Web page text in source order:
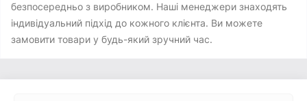
безпосередньо з виробником. Наші менеджери знаходять
індивідуальний підхід до кожного клієнта. Ви можете
замовити товари у будь-який зручний час.